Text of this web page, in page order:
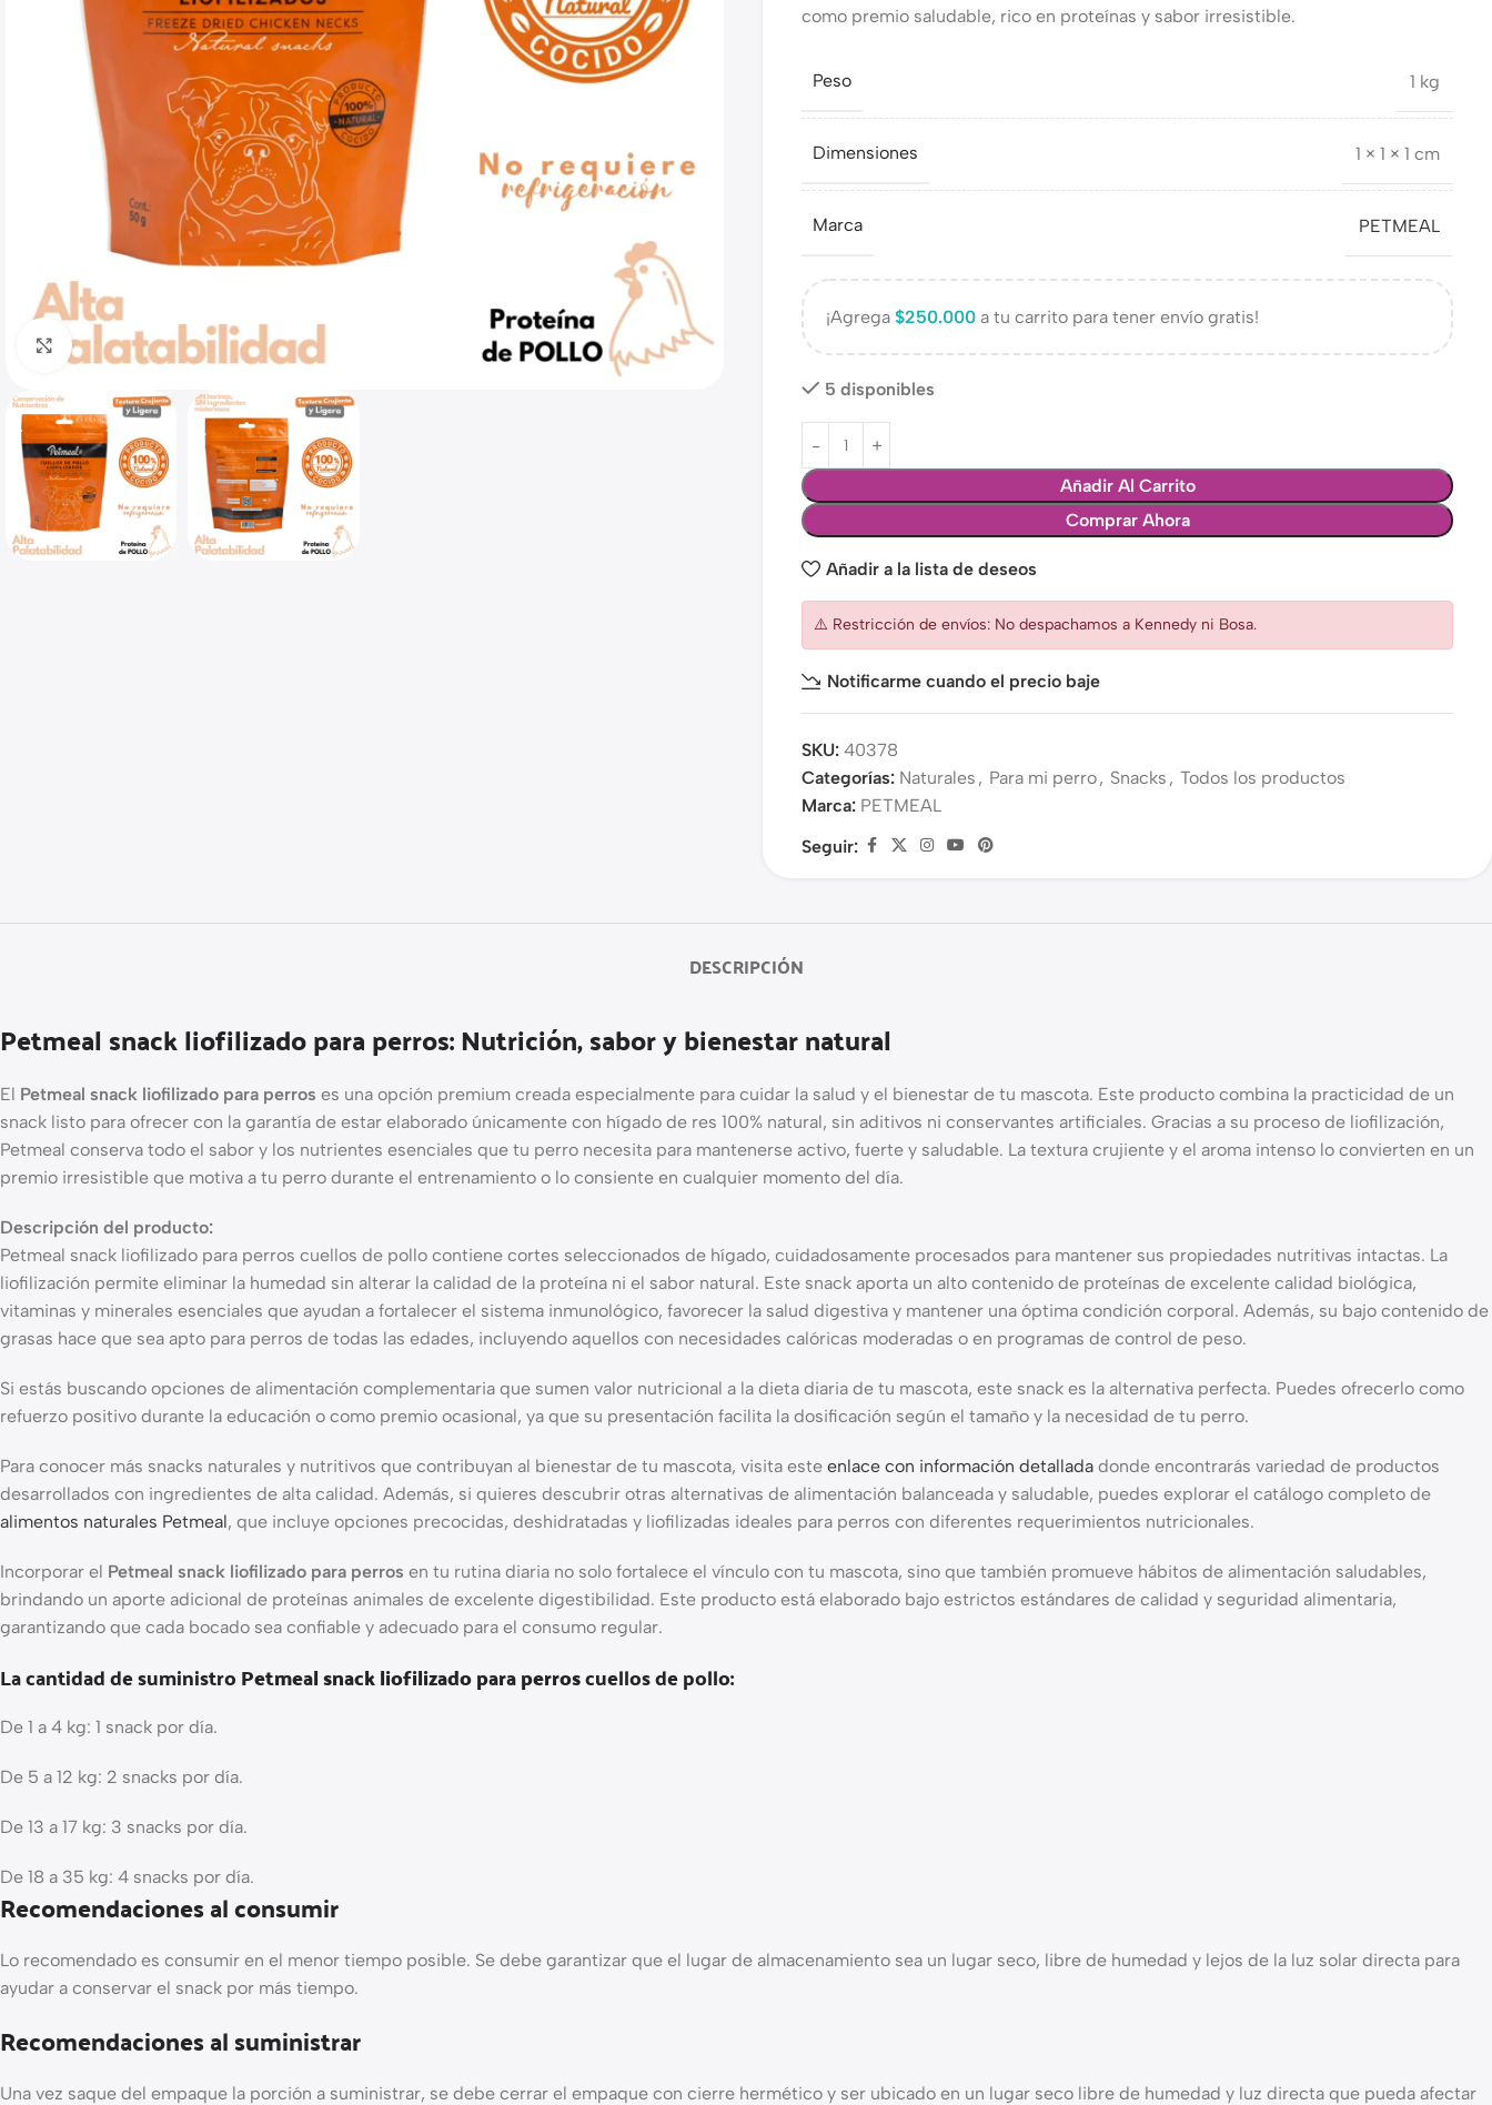
Haga clic para ampliar
como premio saludable, rico en proteínas y sabor irresistible.
Peso 1 kg
Dimensiones 1 × 1 × 1 cm
Marca PETMEAL
¡Agrega $250.000 a tu carrito para tener envío gratis!
5 disponibles
Añadir Al Carrito
Comprar Ahora
Añadir a la lista de deseos
⚠️ Restricción de envíos: No despachamos a Kennedy ni Bosa.
Notificarme cuando el precio baje
SKU: 40378
Categorías: Naturales , Para mi perro, Snacks , Todos los productos
Marca: PETMEAL
Seguir:
DESCRIPCIÓN
Petmeal snack liofilizado para perros: Nutrición, sabor y bienestar natural
El Petmeal snack liofilizado para perros es una opción premium creada especialmente para cuidar la salud y el bienestar de tu mascota. Este producto combina la practicidad de un
snack listo para ofrecer con la garantía de estar elaborado únicamente con hígado de res 100% natural, sin aditivos ni conservantes artificiales. Gracias a su proceso de liofilización,
Petmeal conserva todo el sabor y los nutrientes esenciales que tu perro necesita para mantenerse activo, fuerte y saludable. La textura crujiente y el aroma intenso lo convierten en un
premio irresistible que motiva a tu perro durante el entrenamiento o lo consiente en cualquier momento del día.
Descripción del producto:
Petmeal snack liofilizado para perros cuellos de pollo contiene cortes seleccionados de hígado, cuidadosamente procesados para mantener sus propiedades nutritivas intactas. La
liofilización permite eliminar la humedad sin alterar la calidad de la proteína ni el sabor natural. Este snack aporta un alto contenido de proteínas de excelente calidad biológica,
vitaminas y minerales esenciales que ayudan a fortalecer el sistema inmunológico, favorecer la salud digestiva y mantener una óptima condición corporal. Además, su bajo contenido de
grasas hace que sea apto para perros de todas las edades, incluyendo aquellos con necesidades calóricas moderadas o en programas de control de peso.
Si estás buscando opciones de alimentación complementaria que sumen valor nutricional a la dieta diaria de tu mascota, este snack es la alternativa perfecta. Puedes ofrecerlo como
refuerzo positivo durante la educación o como premio ocasional, ya que su presentación facilita la dosificación según el tamaño y la necesidad de tu perro.
Para conocer más snacks naturales y nutritivos que contribuyan al bienestar de tu mascota, visita este enlace con información detallada donde encontrarás variedad de productos
desarrollados con ingredientes de alta calidad. Además, si quieres descubrir otras alternativas de alimentación balanceada y saludable, puedes explorar el catálogo completo de
alimentos naturales Petmeal, que incluye opciones precocidas, deshidratadas y liofilizadas ideales para perros con diferentes requerimientos nutricionales.
Incorporar el Petmeal snack liofilizado para perros en tu rutina diaria no solo fortalece el vínculo con tu mascota, sino que también promueve hábitos de alimentación saludables,
brindando un aporte adicional de proteínas animales de excelente digestibilidad. Este producto está elaborado bajo estrictos estándares de calidad y seguridad alimentaria,
garantizando que cada bocado sea confiable y adecuado para el consumo regular.
La cantidad de suministroPetmeal snack liofilizado para perroscuellos de pollo:
De 1 a 4 kg: 1 snack por día.
De 5 a 12 kg: 2 snacks por día.
De 13 a 17 kg: 3 snacks por día.
De 18 a 35 kg: 4 snacks por día.
Recomendaciones al consumir
Lo recomendado es consumir en el menor tiempo posible. Se debe garantizar que el lugar de almacenamiento sea un lugar seco, libre de humedad y lejos de la luz solar directa para
ayudar a conservar el snack por más tiempo.
Recomendaciones al suministrar
Una vez saque del empaque la porción a suministrar, se debe cerrar el empaque con cierre hermético y ser ubicado en un lugar seco libre de humedad y luz directa que pueda afectar